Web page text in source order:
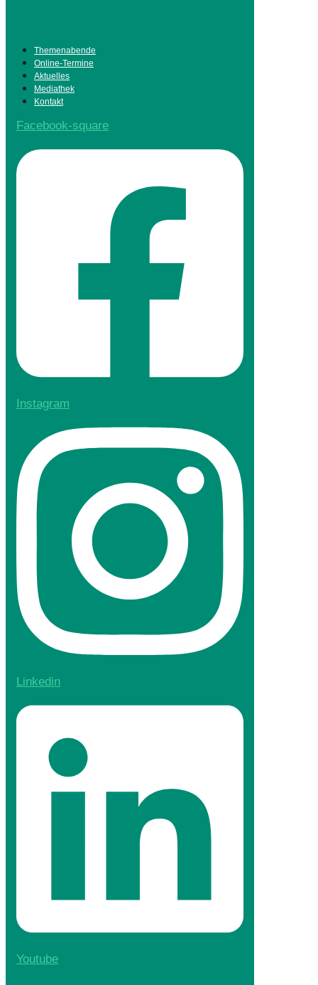
Themenabende
Online-Termine
Aktuelles
Mediathek
Kontakt
Facebook-square
Instagram
Linkedin
Youtube